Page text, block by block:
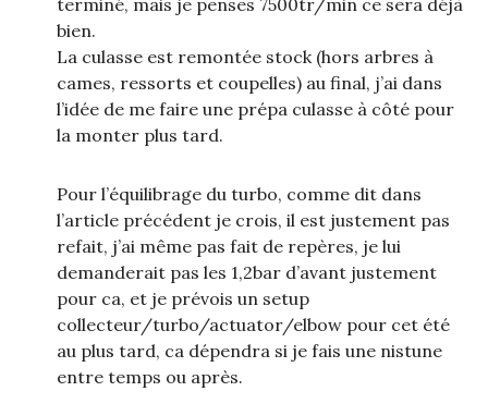
terminé, mais je penses 7500tr/min ce sera déjà
bien.
La culasse est remontée stock (hors arbres à
cames, ressorts et coupelles) au final, j’ai dans
l’idée de me faire une prépa culasse à côté pour
la monter plus tard.
Pour l’équilibrage du turbo, comme dit dans
l’article précédent je crois, il est justement pas
refait, j’ai même pas fait de repères, je lui
demanderait pas les 1,2bar d’avant justement
pour ca, et je prévois un setup
collecteur/turbo/actuator/elbow pour cet été
au plus tard, ca dépendra si je fais une nistune
entre temps ou après.